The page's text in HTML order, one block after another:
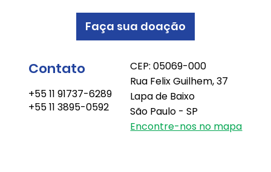
Faça sua doação
Contato
+55 11 91737-6289
+55 11 3895-0592
CEP: 05069-000
Rua Felix Guilhem, 37
Lapa de Baixo
São Paulo - SP
Encontre-nos no mapa